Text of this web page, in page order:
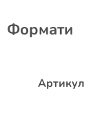
Формати
Артикул